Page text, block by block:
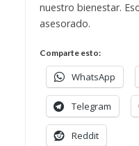
nuestro bienestar.
asesorado.
Comparte esto:
WhatsApp
Telegram
Reddit